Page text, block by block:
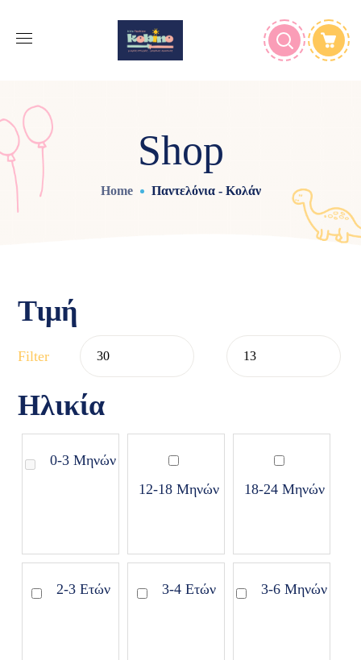
Shop
Home Παντελόνια - Κολάν
Τιμή
Filter
Ηλικία
0-3 Μηνών
12-18 Μηνών
18-24 Μηνών
2-3 Ετών 3-4 Ετών 3-6 Μηνών